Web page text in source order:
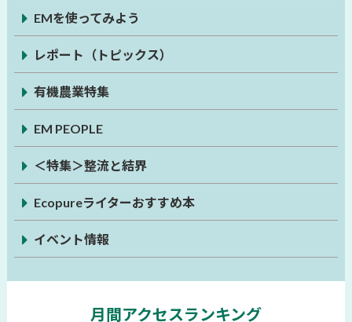
EMを使ってみよう
レポート（トピックス）
有機農業特集
EM PEOPLE
＜特集＞整流と結界
Ecopureライターおすすめ本
イベント情報
月間アクセスランキング